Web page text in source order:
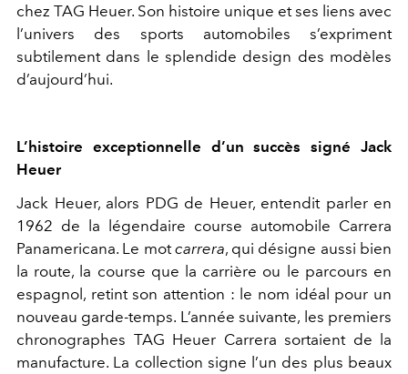
chez TAG Heuer. Son histoire unique et ses liens avec
l’univers des sports automobiles s’expriment
subtilement dans le splendide design des modèles
d’aujourd’hui.
L’histoire exceptionnelle d’un succès signé Jack
Heuer
Jack Heuer, alors PDG de Heuer, entendit parler en
1962 de la légendaire course automobile Carrera
Panamericana. Le motcarrera, qui désigne aussi bien
la route, la course que la carrière ou le parcours en
espagnol, retint son attention : le nom idéal pour un
nouveau garde-temps. L’année suivante, les premiers
chronographes TAG Heuer Carrera sortaient de la
manufacture. La collection signe l’un des plus beaux